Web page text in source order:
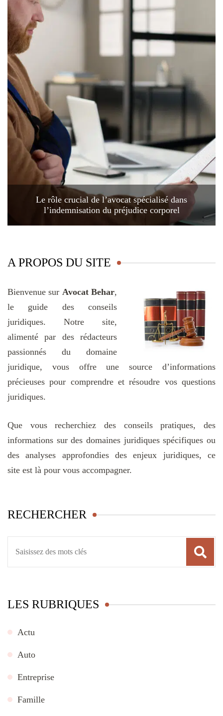
Le rôle crucial de l’avocat spécialisé dans
l’indemnisation du préjudice corporel
A PROPOS DU SITE
Bienvenue sur Avocat Behar,
le guide des conseils
juridiques. Notre site,
alimenté par des rédacteurs
passionnés du domaine
juridique, vous offre une source d’informations
précieuses pour comprendre et résoudre vos questions
juridiques.
Que vous recherchiez des conseils pratiques, des
informations sur des domaines juridiques spécifiques ou
des analyses approfondies des enjeux juridiques, ce
site est là pour vous accompagner.
RECHERCHER
LES RUBRIQUES
Actu
Auto
Entreprise
Famille